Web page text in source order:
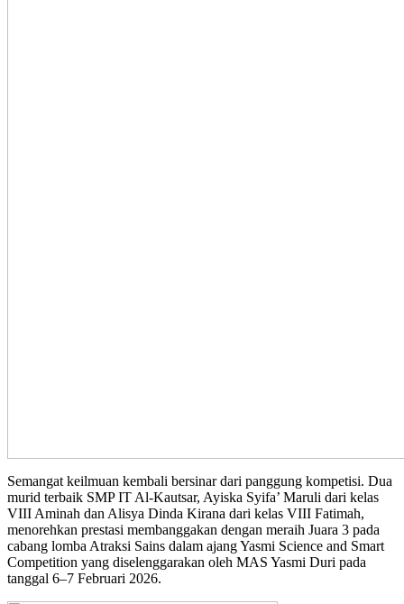
Semangat keilmuan kembali bersinar dari panggung kompetisi. Dua
murid terbaik SMP IT Al-Kautsar, Ayiska Syifa’ Maruli dari kelas
VIII Aminah dan Alisya Dinda Kirana dari kelas VIII Fatimah,
menorehkan prestasi membanggakan dengan meraih Juara 3 pada
cabang lomba Atraksi Sains dalam ajangYasmi Science and Smart
Competition yang diselenggarakan oleh MAS Yasmi Duri pada
tanggal 6–7 Februari 2026.